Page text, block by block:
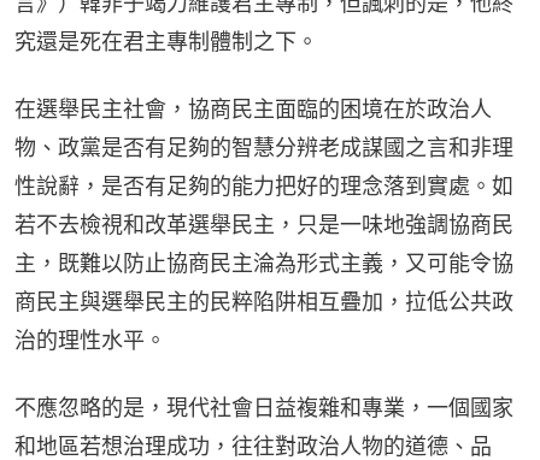
究還是死在君主專制體制之下。
在選舉民主社會，協商民主面臨的困境在於政治人
物、政黨是否有足夠的智慧分辨老成謀國之言和非理
性說辭，是否有足夠的能力把好的理念落到實處。如
若不去檢視和改革選舉民主，只是一味地強調協商民
主，既難以防止協商民主淪為形式主義，又可能令協
商民主與選舉民主的民粹陷阱相互疊加，拉低公共政
治的理性水平。
不應忽略的是，現代社會日益複雜和專業，一個國家
和地區若想治理成功，往往對政治人物的道德、品